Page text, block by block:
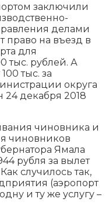
заключили
делами
право на въезд в
для
тыс. рублей. А
тыс. за
округа
24 декабря 2018
чиновника и
чиновников
Ямала
рубля за вылет
случилось так,
(аэропорт
и ту же услугу –